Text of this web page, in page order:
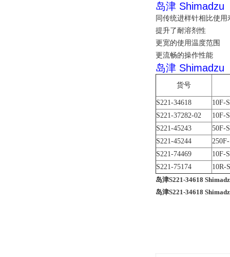
岛津 Shimadzu
同传统进样针相比使用
提升了耐溶剂性
更宽的使用温度范围
更流畅的操作性能
岛津
货号
S221-34618
10F-
S221-37282-02
10F-
S221-45243
50F-
S221-45244
S221-74469
10F-
S221-75174
10R-
岛津S221-34618
岛津S221-34618